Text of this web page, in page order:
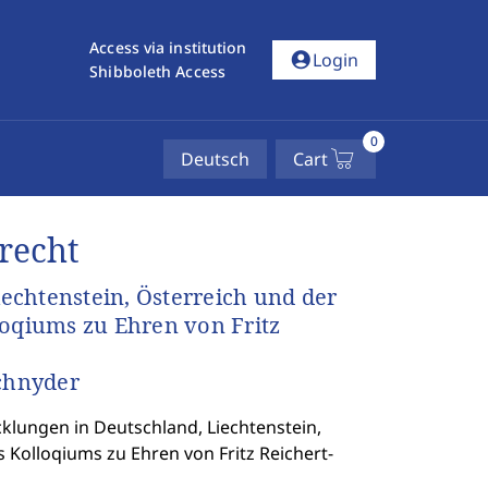
Access via institution
Shibboleth Access
account_circleLogin
Deutsch Cart
0
Österreich und der
zu Ehren von Fritz
in Deutschland, Liechtenstein,
zu Ehren von Fritz Reichert-